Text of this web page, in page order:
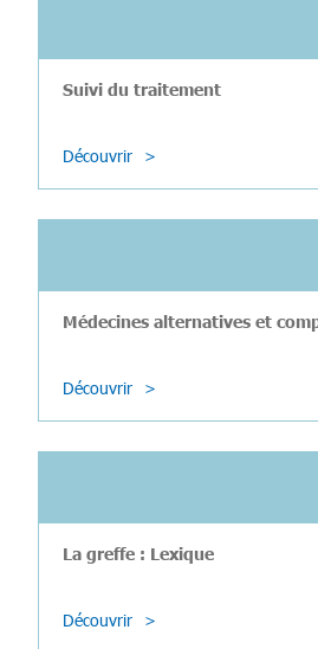
Suivi du traitement
Découvrir
Médecines alternatives et
Découvrir
La greffe : Lexique
Découvrir